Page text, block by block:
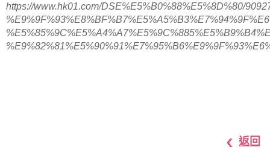
https://www.hk01.com/DSE%E5%B0%88%E5%8D%80/
返回